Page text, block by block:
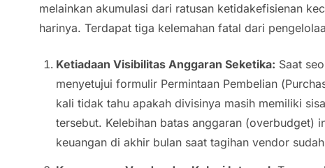
melainkan akumulasi dari ratusan ketidakefisienan
harinya. Terdapat tiga kelemahan fatal dari
Ketiadaan Visibilitas Anggaran Seketika: Saat
menyetujui formulir Permintaan Pembelian (
kali tidak tahu apakah divisinya masih memiliki
tersebut. Kelebihan batas anggaran (overbudget)
keuangan di akhir bulan saat tagihan vendor